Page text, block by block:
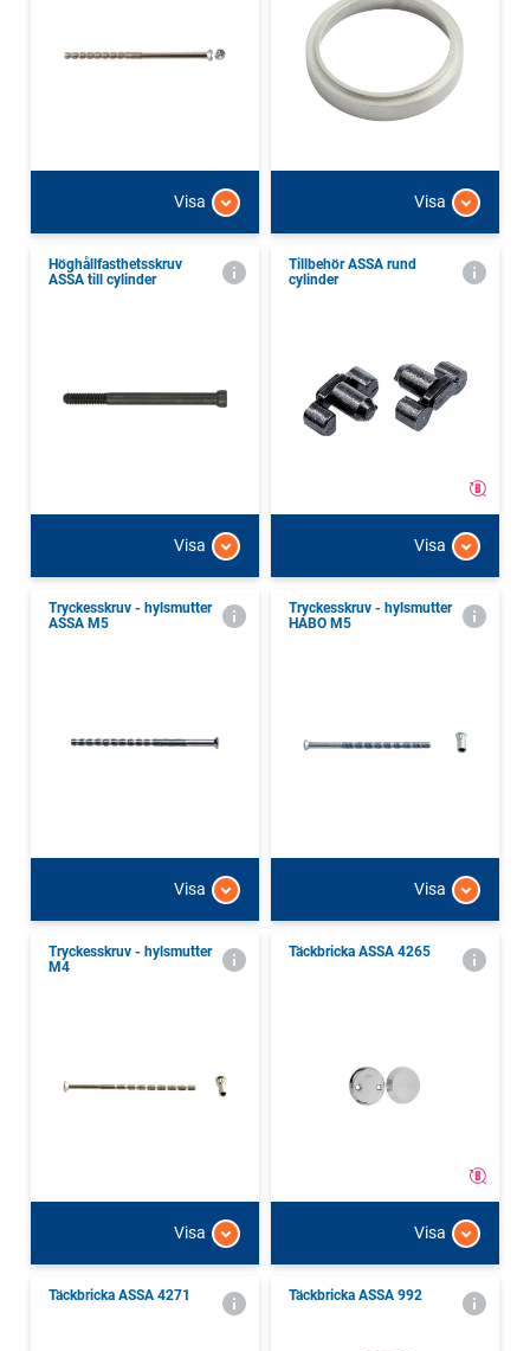
Visa Visa
Höghållfasthetsskruv
ASSA till cylinder
Visa
Tillbehör ASSA rund
cylinder
Visa
Tryckesskruv - hylsmutter
ASSA M5
Visa
Tryckesskruv - hylsmutter
HABO M5
Visa
Tryckesskruv - hylsmutter
M4
Visa
Täckbricka ASSA 4265
Visa
Täckbricka ASSA 4271 Täckbricka ASSA 992